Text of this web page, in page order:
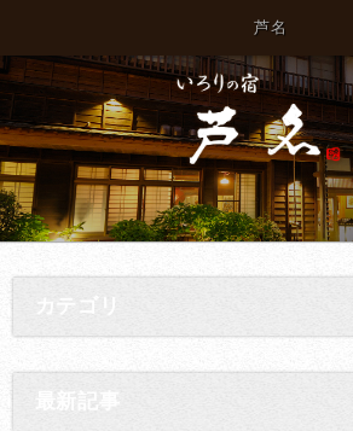
芦名
カテゴリ
最新記事